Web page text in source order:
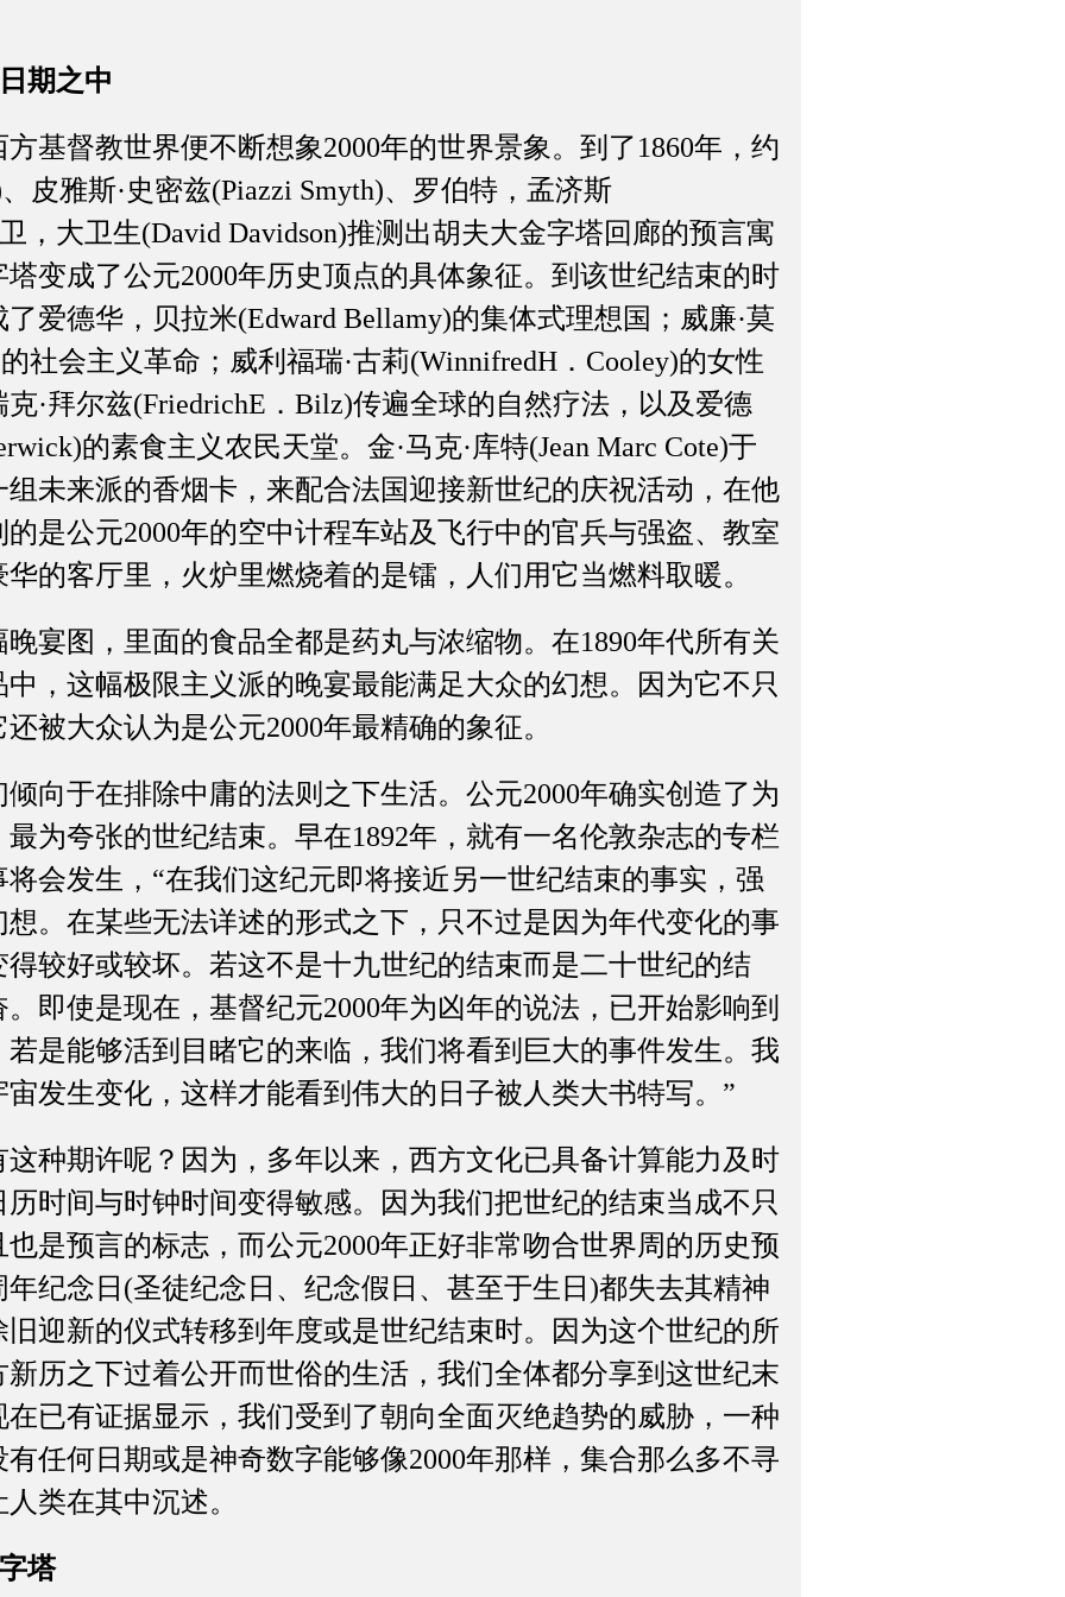
期之中
督教世界便不断想象2000年的世界景象。到了1860年，约
皮雅斯·史密兹(Piazzi Smyth)、罗伯特，孟济斯
，大卫生(David Davidson)推测出胡夫大金字塔回廊的预言寓
变成了公元2000年历史顶点的具体象征。到该世纪结束的时
爱德华，贝拉米(Edward Bellamy)的集体式理想国；威廉·莫
社会主义革命；威利福瑞·古莉(WinnifredH．Cooley)的女性
·拜尔兹(FriedrichE．Bilz)传遍全球的自然疗法，以及爱德
的素食主义农民天堂。金·马克·库特(Jean Marc Cote)于
组未来派的香烟卡，来配合法国迎接新世纪的庆祝活动，在他
是公元2000年的空中计程车站及飞行中的官兵与强盗、教室
的客厅里，火炉里燃烧着的是镭，人们用它当燃料取暖。
图，里面的食品全都是药丸与浓缩物。在1890年代所有关
中，这幅极限主义派的晚宴最能满足大众的幻想。因为它不只
被大众认为是公元2000年最精确的象征。
于在排除中庸的法则之下生活。公元2000年确实创造了为
为夸张的世纪结束。早在1892年，就有一名伦敦杂志的专栏
会发生，“在我们这纪元即将接近另一世纪结束的事实，强
。在某些无法详述的形式之下，只不过是因为年代变化的事
较好或较坏。若这不是十九世纪的结束而是二十世纪的结
即使是现在，基督纪元2000年为凶年的说法，已开始影响到
是能够活到目睹它的来临，我们将看到巨大的事件发生。我
发生变化，这样才能看到伟大的日子被人类大书特写。”
期许呢？因为，多年以来，西方文化已具备计算能力及时
时间与时钟时间变得敏感。因为我们把世纪的结束当成不只
是预言的标志，而公元2000年正好非常吻合世界周的历史预
纪念日(圣徒纪念日、纪念假日、甚至于生日)都失去其精神
迎新的仪式转移到年度或是世纪结束时。因为这个世纪的所
历之下过着公开而世俗的生活，我们全体都分享到这世纪末
已有证据显示，我们受到了朝向全面灭绝趋势的威胁，一种
任何日期或是神奇数字能够像2000年那样，集合那么多不寻
类在其中沉述。
塔